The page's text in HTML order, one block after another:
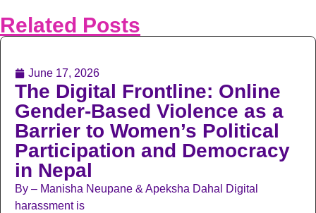
Related Posts
June 17, 2026
The Digital Frontline: Online
Gender-Based Violence as a
Barrier to Women’s Political
Participation and Democracy
in Nepal
By – Manisha Neupane & Apeksha Dahal Digital
harassment is